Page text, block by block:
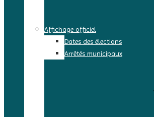
Affichage officiel
Dates des élections
Arrêtés municipaux